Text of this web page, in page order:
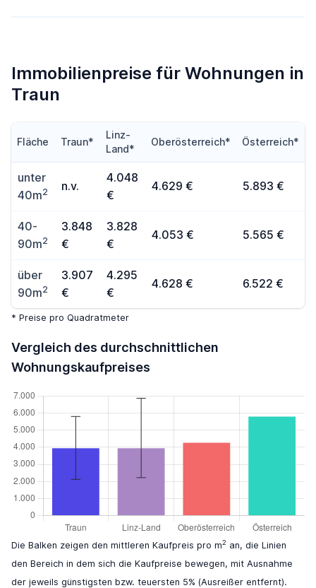
Immobilienpreise für Wohnungen in
Traun
Fläche Traun*
Linz-
Land*
Oberösterreich* Österreich*
unter
40m2 n.v.
4.048
€
4.629 € 5.893 €
40-
90m2
3.848
€
3.828
€
4.053 € 5.565 €
über
90m2
3.907
€
4.295
€
4.628 € 6.522 €
* Preise pro Quadratmeter
Vergleich des durchschnittlichen
Wohnungskaufpreises
Die Balken zeigen den mittleren Kaufpreis pro m2 an, die Linien
den Bereich in dem sich die Kaufpreise bewegen, mit Ausnahme
der jeweils günstigsten bzw. teuersten 5% (Ausreißer entfernt).